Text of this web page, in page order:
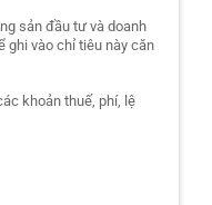
sản đầu tư và doanh
ghi vào chỉ tiêu này căn
khoản thuế, phí, lệ